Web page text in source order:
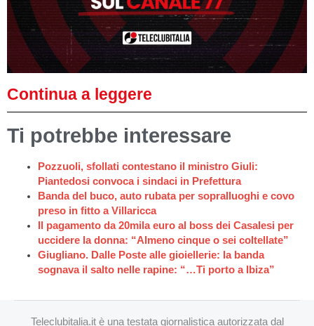
Continua a leggere
Ti potrebbe interessare
Pozzuoli, sfollati contestano il ministro Giuli:
Piantedosi convoca i sindaci in Prefettura
Banda del buco, auto rubata per sopralluoghi e covo
preso in fitto a Villaricca
Il pagamento da 20mila euro al boss dei Casalesi per
uccidere la donna: “Almeno cinque o sei coltellate”
Giugliano. Dalle Poste alle gioiellerie: la banda
sognava il salto nelle rapine: “…Ti porto a Ibiza”
Teleclubitalia.it è una testata giornalistica autorizzata dal